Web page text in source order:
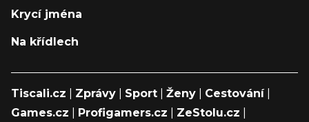
Krycí jména
Na křídlech
Tiscali.cz Zprávy Sport Ženy Cestování|
Games.cz
Profigamers.cz ZeStolu.cz